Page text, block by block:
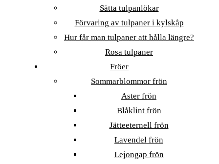
Sätta tulpanlökar
Förvaring av tulpaner i kylskåp
Hur får man tulpaner att hålla längre?
Rosa tulpaner
Fröer
Sommarblommor frön
Aster frön
Blåklint frön
Jätteeternell frön
Lavendel frön
Lejongap frön